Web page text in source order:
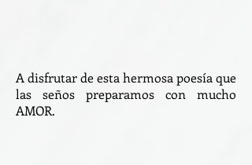
A disfrutar de esta hermosa poesía que
las seños preparamos con mucho
AMOR.